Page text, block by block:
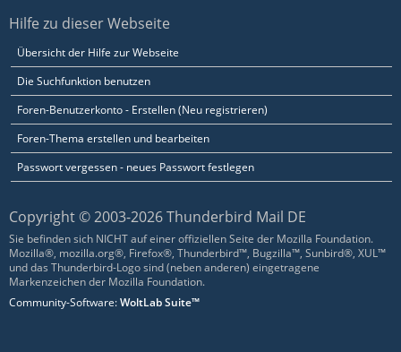
Hilfe zu dieser Webseite
Übersicht der Hilfe zur Webseite
Die Suchfunktion benutzen
Foren-Benutzerkonto - Erstellen (Neu registrieren)
Foren-Thema erstellen und bearbeiten
Passwort vergessen - neues Passwort festlegen
Copyright © 2003-2026 Thunderbird Mail DE
Sie befinden sich NICHT auf einer offiziellen Seite der Mozilla Foundation.
Mozilla®, mozilla.org®, Firefox®, Thunderbird™, Bugzilla™, Sunbird®, XUL™
und das Thunderbird-Logo sind (neben anderen) eingetragene
Markenzeichen der Mozilla Foundation.
Community-Software:WoltLab Suite™